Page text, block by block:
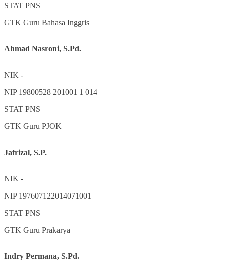
STAT PNS
GTK Guru Bahasa Inggris
Ahmad Nasroni, S.Pd.
NIK -
NIP 19800528 201001 1 014
STAT PNS
GTK Guru PJOK
Jafrizal, S.P.
NIK -
NIP 197607122014071001
STAT PNS
GTK Guru Prakarya
Indry Permana, S.Pd.